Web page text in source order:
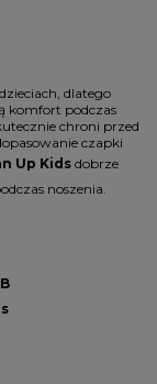
dlatego
komfort podczas
chroni przed
czapki
Up Kidsdobrze
noszenia.